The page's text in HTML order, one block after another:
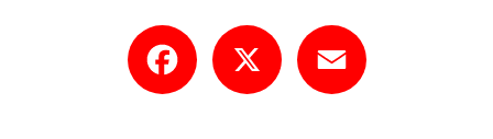
Facebook